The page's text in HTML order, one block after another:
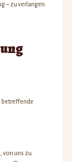
– zu verlangen.
betreffende
von uns zu